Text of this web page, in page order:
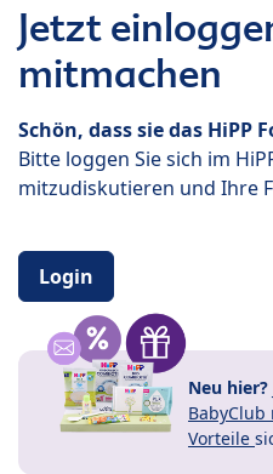
Jetzt
mitmachen
Schön, dass sie das HiPP
Bitte loggen Sie sich im
mitzudiskutieren und Ihre
Login
Neu hier?
Vorteile